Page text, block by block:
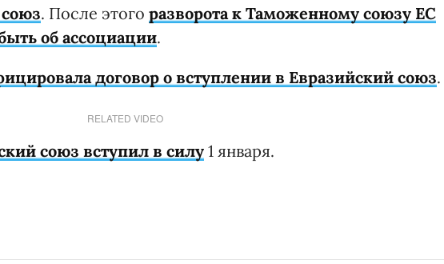
. После этого разворота к Таможенному союзу ЕС
об ассоциации.
договор о вступлении в Евразийский союз.
RELATED VIDEO
союз вступил в силу 1 января.